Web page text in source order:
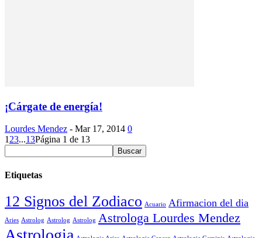
¡Cárgate de energía!
Lourdes Mendez - Mar 17, 2014 0
1 23...13Página 1 de 13
Etiquetas
12 Signos del Zodiaco Acuario Afirmacion del dia
Aries Astrolog Astrolog Astrolog Astrologa Lourdes Mendez